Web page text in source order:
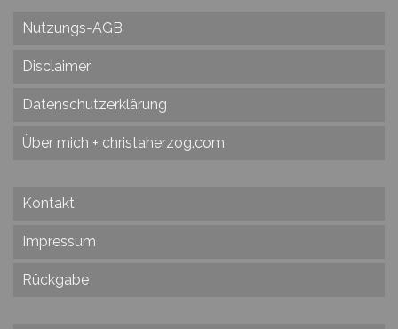
Nutzungs-AGB
Disclaimer
Datenschutzerklärung
Über mich + christaherzog.com
Kontakt
Impressum
Rückgabe